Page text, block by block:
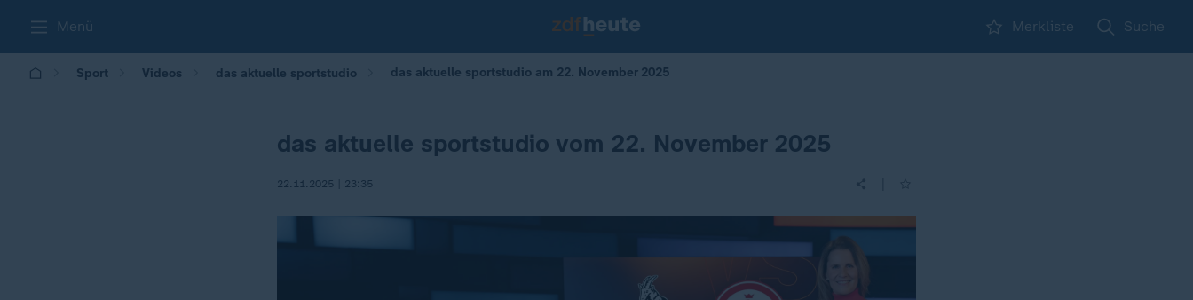
Menü Merkliste Suche
Sport Videos das aktuelle sportstudio das aktuelle sportstudio am 22. November 2025
das aktuelle sportstudio vom 22. November 2025
22.11.2025 | 23:35